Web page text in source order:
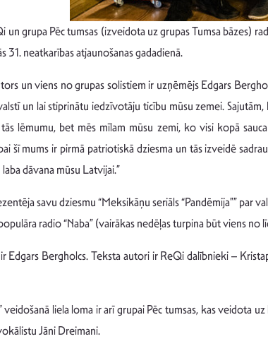
un grupa Pēc tumsas (izveidota uz grupas Tumsa bāzes)
31. neatkarības atjaunošanas gadadienā.
un viens no grupas solistiem ir uzņēmējs Edgars
un lai stiprinātu iedzīvotāju ticību mūsu zemei.
lēmumu, bet mēs mīlam mūsu zemi, ko visi kopā
šī mums ir pirmā patriotiskā dziesma un tās izveidē
dāvana mūsu Latvijai.”
savu dziesmu “Meksikāņu seriāls “Pandēmija”” par
radio “Naba” (vairākas nedēļas turpina būt viens
Edgars Bergholcs. Teksta autori ir ReQi dalībnieki –
veidošanā liela loma ir arī grupai Pēc tumsas, kas veidota
Jāni Dreimani.